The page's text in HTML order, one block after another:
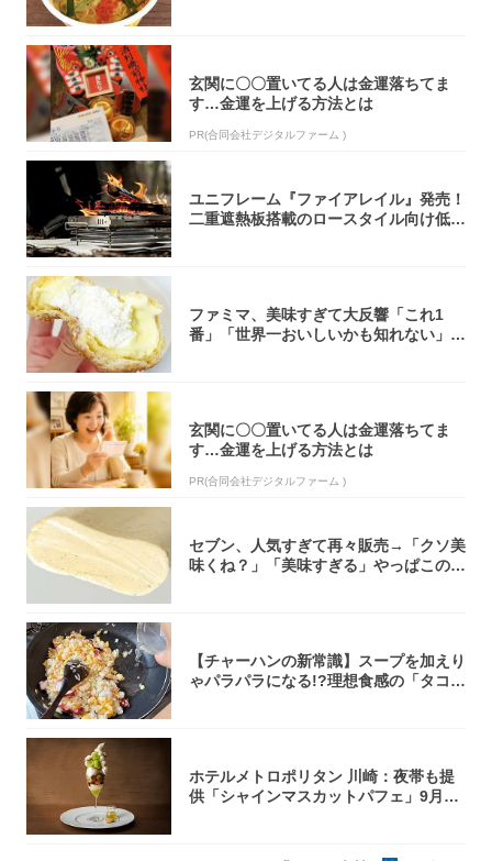
玄関に〇〇置いてる人は金運落ちてま
す…金運を上げる方法とは
PR(合同会社デジタルファーム )
ユニフレーム『ファイアレイル』発売！
二重遮熱板搭載のロースタイル向け低型
ファミマ、美味すぎて大反響「これ1
番」「世界一おいしいかも知れない」
玄関に〇〇置いてる人は金運落ちてま
す…金運を上げる方法とは
PR(合同会社デジタルファーム )
セブン、人気すぎて再々販売→「クソ美
味くね？」「美味すぎる」やっぱこのク
【チャーハンの新常識】スープを加えり
ゃパラパラになる!?理想食感の「タコチ
ホテルメトロポリタン 川崎：夜帯も提
供「シャインマスカットパフェ」9月1